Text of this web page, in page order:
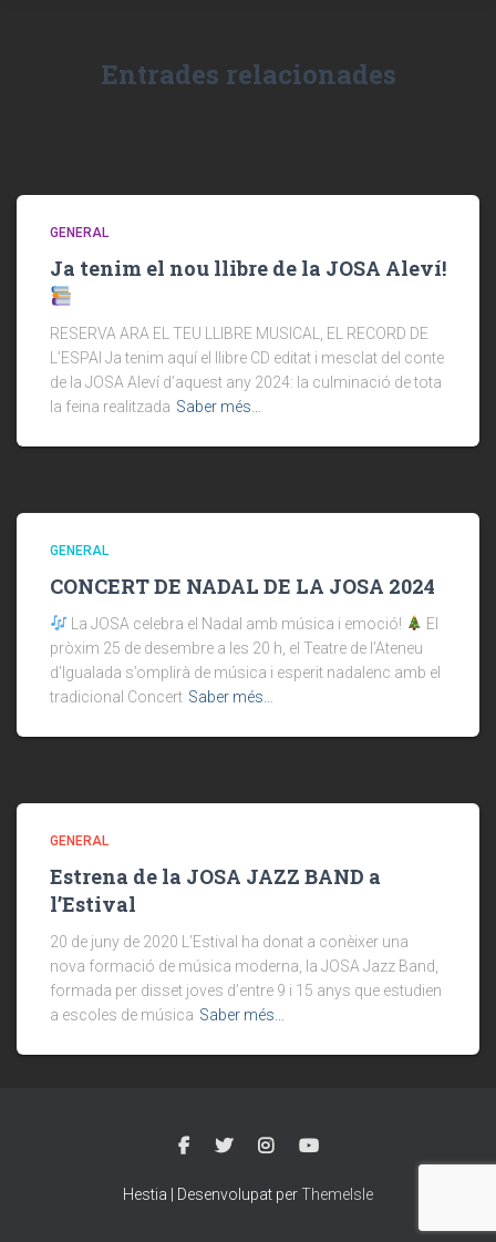
Entrades relacionades
GENERAL
Ja tenim el nou llibre de la JOSA Aleví!
RESERVA ARA EL TEU LLIBRE MUSICAL, EL RECORD DE
L’ESPAI Ja tenim aquí el llibre CD editat i mesclat del conte
de la JOSA Aleví d’aquest any 2024: la culminació de tota
la feina realitzada Saber més…
GENERAL
CONCERT DE NADAL DE LA JOSA 2024
La JOSA celebra el Nadal amb música i emoció!
El
pròxim 25 de desembre a les 20 h, el Teatre de l’Ateneu
d’Igualada s’omplirà de música i esperit nadalenc amb el
tradicional Concert Saber més…
GENERAL
Estrena de la JOSA JAZZ BAND a
l’Estival
20 de juny de 2020 L’Estival ha donat a conèixer una
nova formació de música moderna, la JOSA Jazz Band,
formada per disset joves d’entre 9 i 15 anys que estudien
a escoles de música Saber més…
Hestia | Desenvolupat perThemeIsle